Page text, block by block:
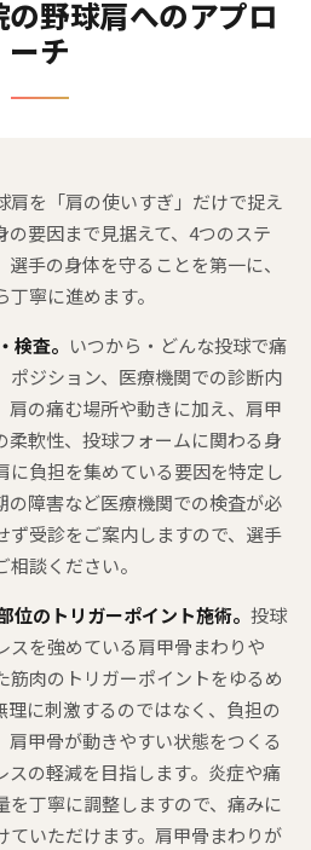
野球肩へのアプロ
ーチ
肩を「肩の使いすぎ」だけで捉え
要因まで見据えて、4つのステ
手の身体を守ることを第一に、
寧に進めます。
検査。 いつから・どんな投球で痛
ポジション、医療機関での診断内
肩の痛む場所や動きに加え、肩甲
柔軟性、投球フォームに関わる身
に負担を集めている要因を特定し
の障害など医療機関での検査が必
ず受診をご案内しますので、選手
談ください。
のトリガーポイント施術。 投球
スを強めている肩甲骨まわりや
筋肉のトリガーポイントをゆるめ
理に刺激するのではなく、負担の
肩甲骨が動きやすい状態をつくる
スの軽減を目指します。炎症や痛
を丁寧に調整しますので、痛みに
ていただけます。肩甲骨まわりが